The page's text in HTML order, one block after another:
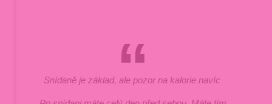
Snídaně je základ, ale pozor na kalorie navíc